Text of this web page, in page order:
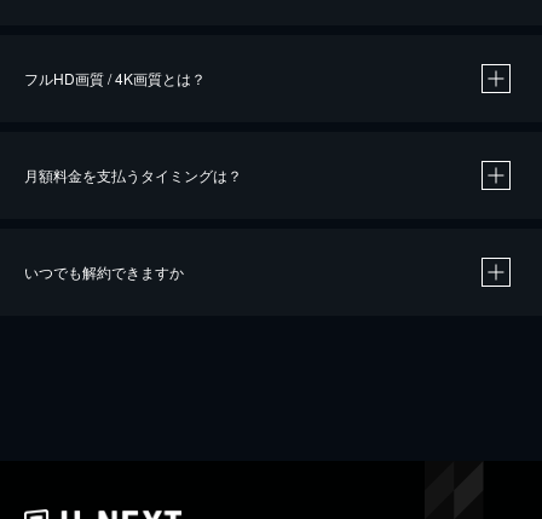
※40％ポイント還元の対象は、クレジットカード決済による作品の購入 / レンタルです。
iOSアプリのUコイン決済による作品の購入 / レンタルは、20％のポイント還元です。
フルHD画質 / 4K画質とは？
月額料金を支払うタイミングは？
いつでも解約できますか